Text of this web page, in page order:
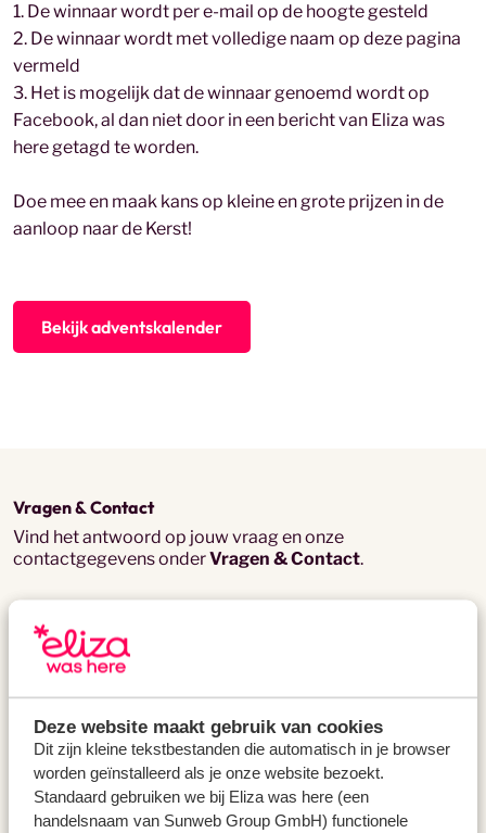
Deze website maakt gebruik van cookies
Dit zijn kleine tekstbestanden die automatisch in je browser
worden geïnstalleerd als je onze website bezoekt.
Standaard gebruiken we bij Eliza was here (een
handelsnaam van Sunweb Group GmbH) functionele
1. De winnaar wordt per e-mail op de hoogte gesteld
2. De winnaar wordt met volledige naam op deze pagina
vermeld
3. Het is mogelijk dat de winnaar genoemd wordt op
Facebook, al dan niet door in een bericht van Eliza was
here getagd te worden.
Doe mee en maak kans op kleine en grote prijzen in de
aanloop naar de Kerst!
Bekijk adventskalender
Vragen & Contact
Vind het antwoord op jouw vraag en onze
contactgegevens onderVragen & Contact.
Eliza was here
Over mij
Reviews
Pers & Media
Vacatures
Mijn beleid
Verantwoord op reis
Sign up your accommodation
Toegankelijkheidsverklaring